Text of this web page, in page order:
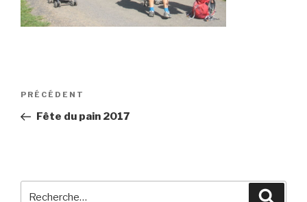
Navigation
l’article
Article
précédent
PRÉCÉDENT
Fête du pain 2017